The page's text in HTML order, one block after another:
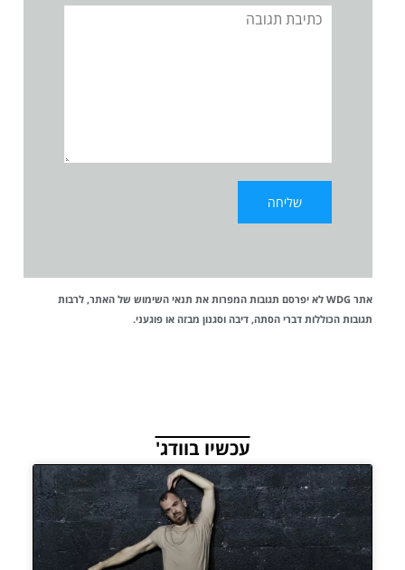
תגובה
אתר WDG לא יפרסם תגובות המפרות את תנאי השימוש של האתר, לרבות
תגובות הכוללות דברי הסתה, דיבה וסגנון מבזה או פוגעני.
עכשיו בוודג'